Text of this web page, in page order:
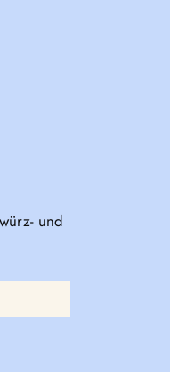
und